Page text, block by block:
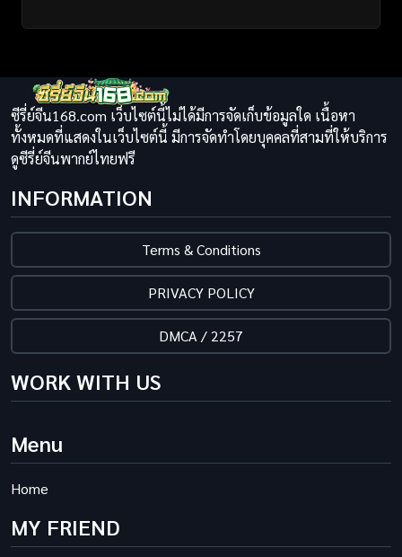
ซีรี่ย์จีน168.com เว็บไซต์นี้ไม่ได้มีการจัดเก็บข้อมูลใด เนื้อหา
ทั้งหมดที่แสดงในเว็บไซต์นี้ มีการจัดทำโดยบุคคลที่สามที่ให้บริการ
ดูซีรี่ย์จีนพากย์ไทยฟรี
INFORMATION
Terms & Conditions
PRIVACY POLICY
DMCA / 2257
WORK WITH US
Menu
Home
MY FRIEND